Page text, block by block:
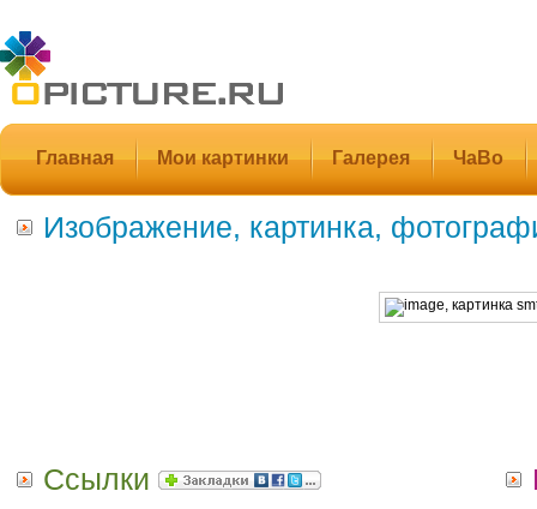
Главная Мои картинки Галерея ЧаВо
Изображение, картинка,
Ссылки